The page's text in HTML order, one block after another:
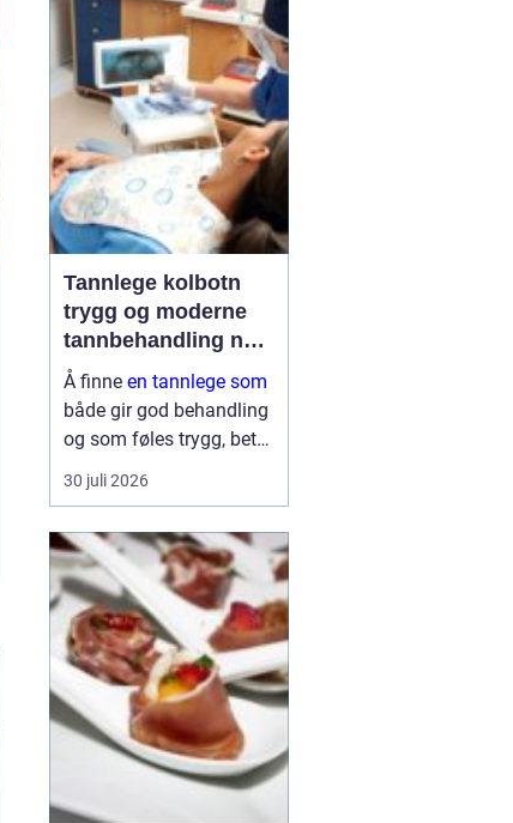
høre at motorsykkel er
risikofylt. Etgodt
grunnkur...
Tannlege kolbotn
trygg og moderne
tannbehandling nær
deg
Å finne en tannlege som
både gir god behandling
og som føles trygg, betyr
mye for de fleste. Mange
ønsker kort ventetid,
tannleger som faktisk tar
seg tid til å lytte. I
Kolbo...
30 juli 2026